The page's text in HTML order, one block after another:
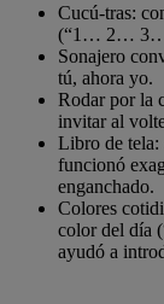
Cucú-tras:
(“1… 2… 3…
Sonajero
tú, ahora yo.
Rodar por la
invitar al
Libro de tela:
funcionó
enganchado.
Colores
color del día
ayudó a